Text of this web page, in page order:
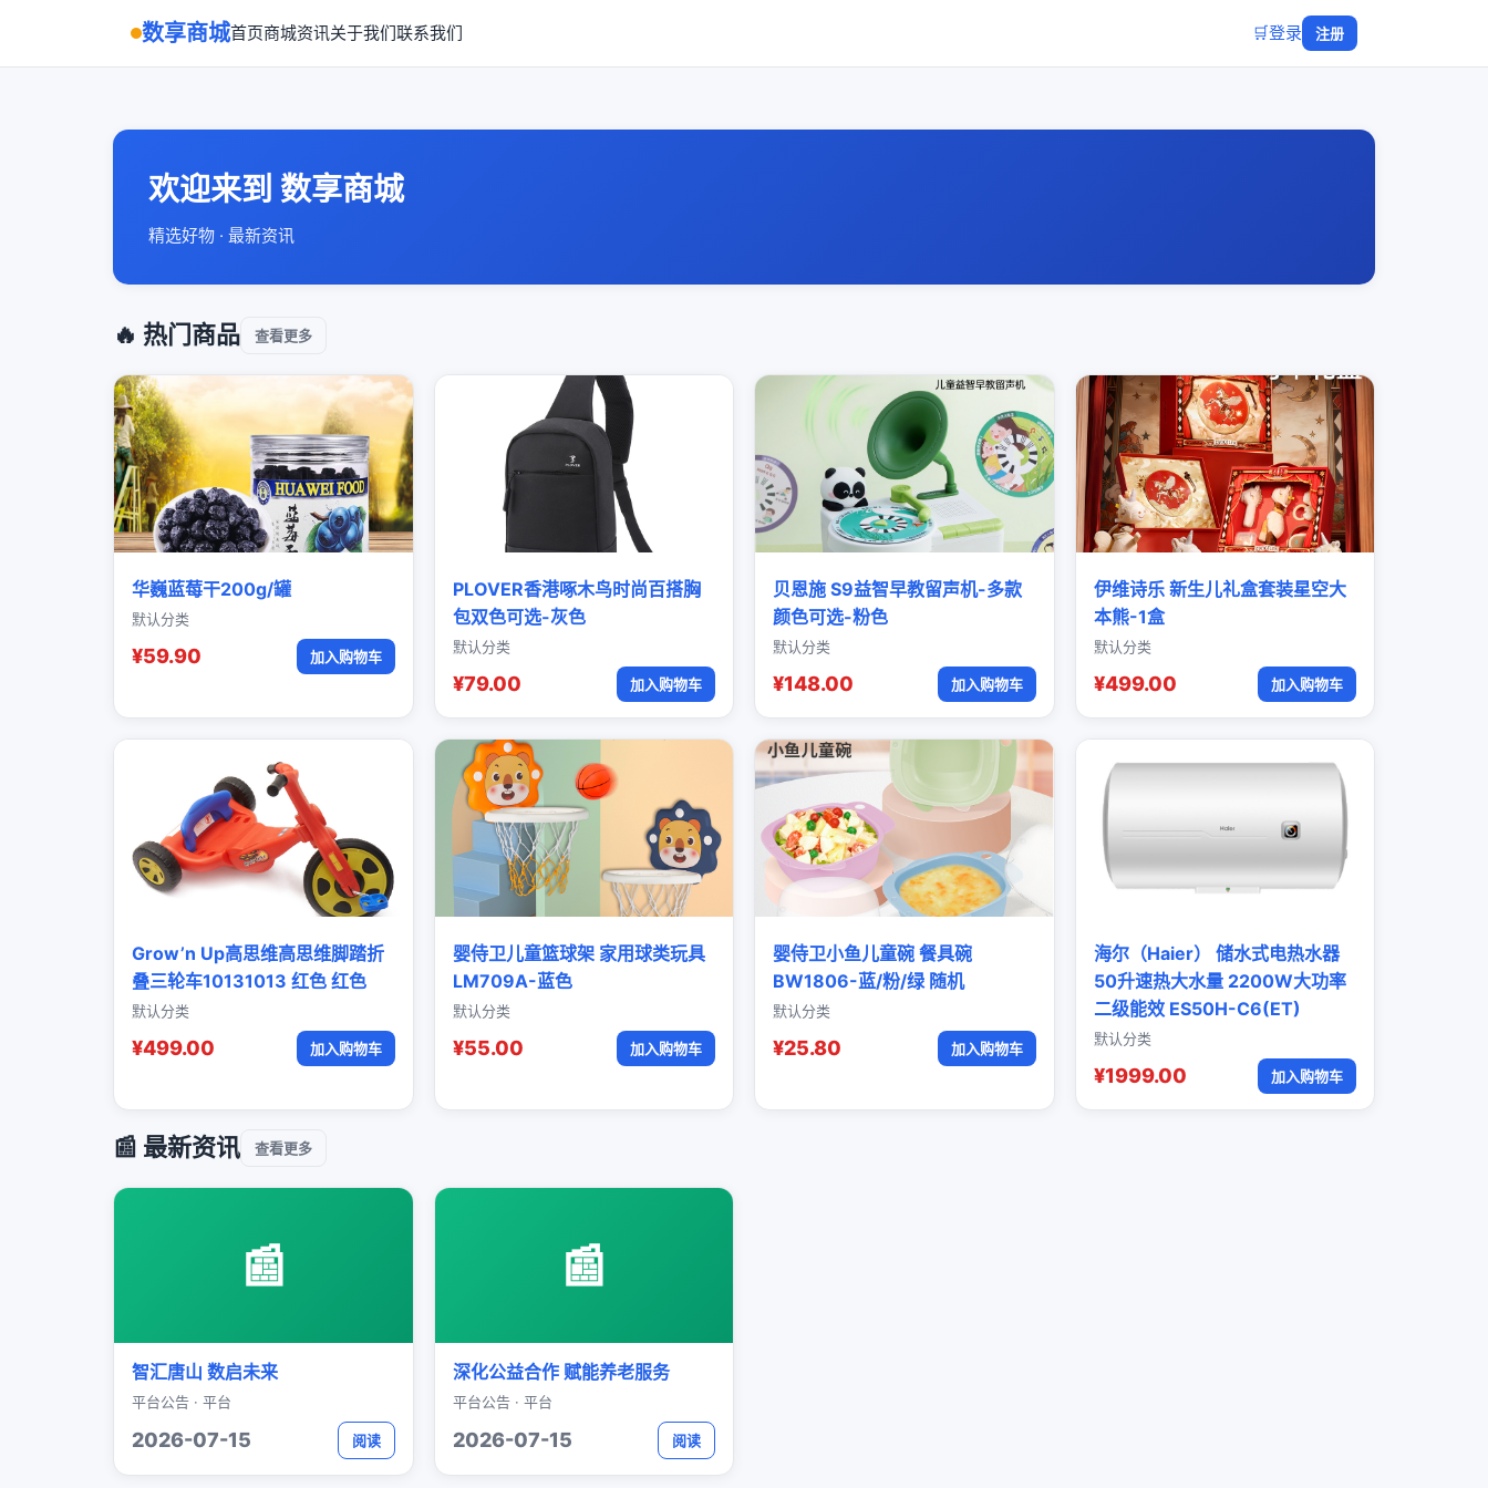
数享商城首页商城资讯关于我们联系我们 🛒登录 注册
欢迎来到 数享商城
精选好物 · 最新资讯
🔥 热门商品 查看更多
华巍蓝莓干200g/罐
默认分类
¥59.90 加入购物车
PLOVER香港啄木鸟时尚百搭胸
包双色可选-灰色
默认分类
¥79.00 加入购物车
贝恩施 S9益智早教留声机-多款
颜色可选-粉色
默认分类
¥148.00 加入购物车
伊维诗乐 新生儿礼盒套装星空大
本熊-1盒
默认分类
¥499.00 加入购物车
Grow’n Up高思维高思维脚踏折
叠三轮车10131013 红色 红色
默认分类
¥499.00 加入购物车
婴侍卫儿童篮球架 家用球类玩具
LM709A-蓝色
默认分类
¥55.00 加入购物车
婴侍卫小鱼儿童碗 餐具碗
BW1806-蓝/粉/绿 随机
默认分类
¥25.80 加入购物车
海尔（Haier） 储水式电热水器
50升速热大水量 2200W大功率
二级能效 ES50H-C6(ET)
默认分类
¥1999.00 加入购物车
📰 最新资讯 查看更多
📰
智汇唐山 数启未来
平台公告 · 平台
2026-07-15 阅读
📰
深化公益合作 赋能养老服务
平台公告 · 平台
2026-07-15 阅读